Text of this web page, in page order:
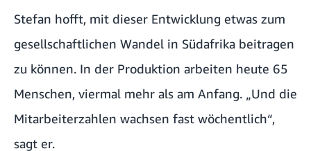
Stefan hofft, mit dieser Entwicklung etwas zum
gesellschaftlichen Wandel in Südafrika beitragen
zu können. In der Produktion arbeiten heute 65
Menschen, viermal mehr als am Anfang. „Und die
Mitarbeiterzahlen wachsen fast wöchentlich“,
sagt er.